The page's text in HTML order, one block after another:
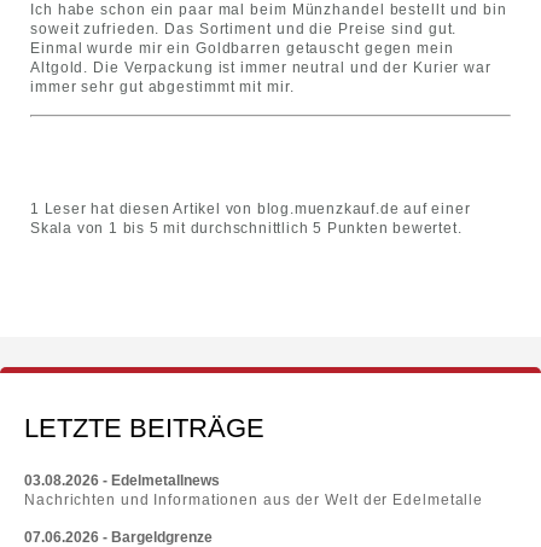
Ich habe schon ein paar mal beim Münzhandel bestellt und bin
soweit zufrieden. Das Sortiment und die Preise sind gut.
Einmal wurde mir ein Goldbarren getauscht gegen mein
Altgold. Die Verpackung ist immer neutral und der Kurier war
immer sehr gut abgestimmt mit mir.
1 Leser hat diesen Artikel von blog.muenzkauf.de auf einer
Skala von 1 bis 5 mit durchschnittlich5 Punkten bewertet.
LETZTE BEITRÄGE
03.08.2026 - Edelmetallnews
Nachrichten und Informationen aus der Welt der Edelmetalle
07.06.2026 - Bargeldgrenze